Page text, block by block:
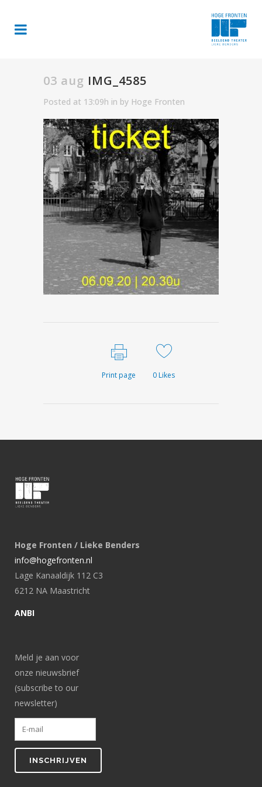
03 aug IMG_4585
Posted at 13:09h in by Hoge Fronten
Print page 0Likes
Hoge Fronten / Lieke Benders
info@hogefronten.nl
Lage Kanaaldijk 112 C3
6212 NA Maastricht
ANBI
Meld je aan voor
onze nieuwsbrief
(subscribe to our
newsletter)